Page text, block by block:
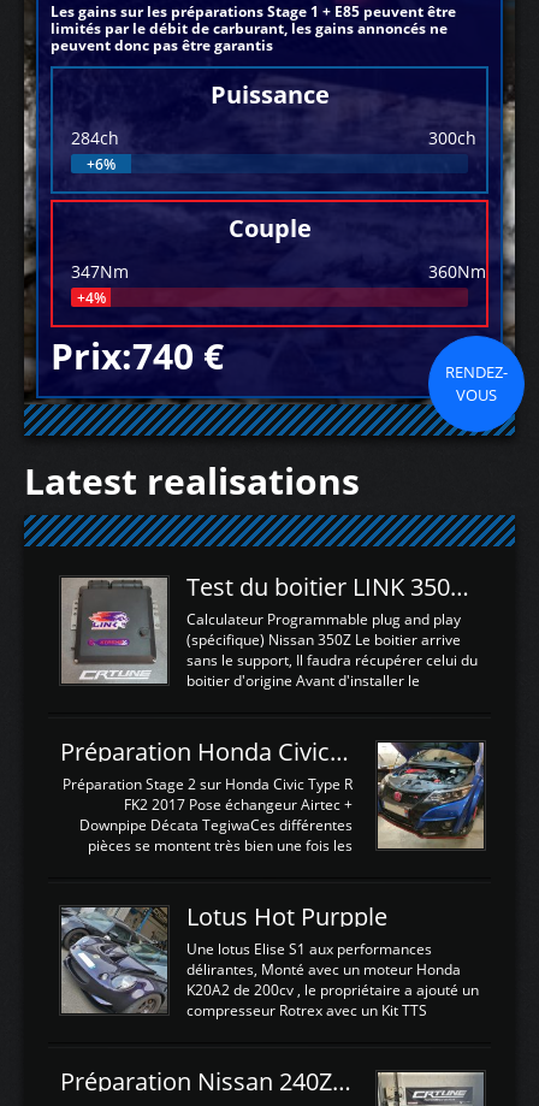
Les gains sur les préparations Stage 1 + E85 peuvent être
limités par le débit de carburant, les gains annoncés ne
peuvent donc pas être garantis
Puissance
284ch 300ch
+6%
Couple
347Nm 360Nm
+4%
Prix:740 €
RENDEZ-
VOUS
Latest realisations
Test du boitier LINK 350Z Plugin ECU
Calculateur Programmable plug and play
(spécifique) Nissan 350Z Le boitier arrive
sans le support, Il faudra récupérer celui du
boitier d'origine Avant d'installer le
d'envoyer l'information de la large bande
dans le boitier. sydney sweeney deepfake
La sortie 0-5V de l'afr sera connectée sur
l'entrée AN Volt 8 et GndAN pour
Analogique, et Volt car l'information est une
tension (Pas une résistance variable d'un
est temps de brancher le ...
Préparation Honda Civic Type R FK2
Préparation Stage 2 sur Honda Civic Type R
FK2 2017 Pose échangeur Airtec +
Downpipe Décata TegiwaCes différentes
pièces se montent très bien une fois les
légere découpe du plastique inferieur,
negénant en rien la structure ou le
fonctionnement du fond plat. Une
reprogrammation Stage 2 est faite sur le
calculateur d'origine. Une alternative
économique au passage sur Hondata
d'origine 310cv et 400Nn , Une fois
reprogrammé et les ...
Lotus Hot Purpple
Une lotus Elise S1 aux performances
délirantes, Monté avec un moteur Honda
K20A2 de 200cv , le propriétaire a ajouté un
compresseur Rotrex avec un Kit TTS
d'augmenter la puissance de son moteur:
un watercooler a été ajouté. 300Cv sans
Préparation Nissan 240Z SR20DET